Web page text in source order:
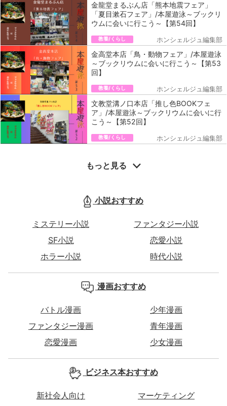
金龍堂まるぶん店「熊本地震フェア」
「夏目漱石フェア」/本屋遊泳～ブックリ
ウムに会いに行こう～【第54回】
教養/くらし ホンシェルジュ編集部
金高堂本店「鳥・動物フェア」/本屋遊泳
～ブックリウムに会いに行こう～【第53
回】
教養/くらし ホンシェルジュ編集部
文教堂溝ノ口本店「推し色BOOKフェ
ア」/本屋遊泳～ブックリウムに会いに行
こう～【第52回】
教養/くらし ホンシェルジュ編集部
もっと見る
小説おすすめ
ミステリー小説
ファンタジー小説
SF小説
恋愛小説
ホラー小説
時代小説
漫画おすすめ
バトル漫画
少年漫画
ファンタジー漫画
青年漫画
恋愛漫画
少女漫画
ビジネス本おすすめ
新社会人向け
マーケティング